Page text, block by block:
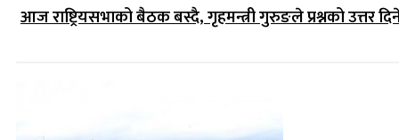
आज राष्ट्रियसभाको बैठक बस्दै, गृहमन्त्री गुरुङले प्रश्नको उत्तर